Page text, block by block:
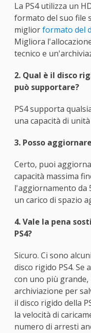
La PS4 utilizza un
formato del suo file
migliorformato del
Migliora
tecnico e
2. Qual è il disco
può supportare?
PS4 supporta
una capacità di
3. Posso
Certo, puoi
capacità massima
l'aggiornamento da
un carico di spazio
4. Vale la pena
PS4?
Sicuro. Ci sono
disco rigido PS4. Se
con uno più
archiviazione per
il disco rigido della
la velocità di
numero di arresti